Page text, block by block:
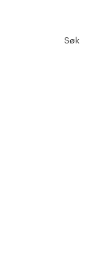
Søk